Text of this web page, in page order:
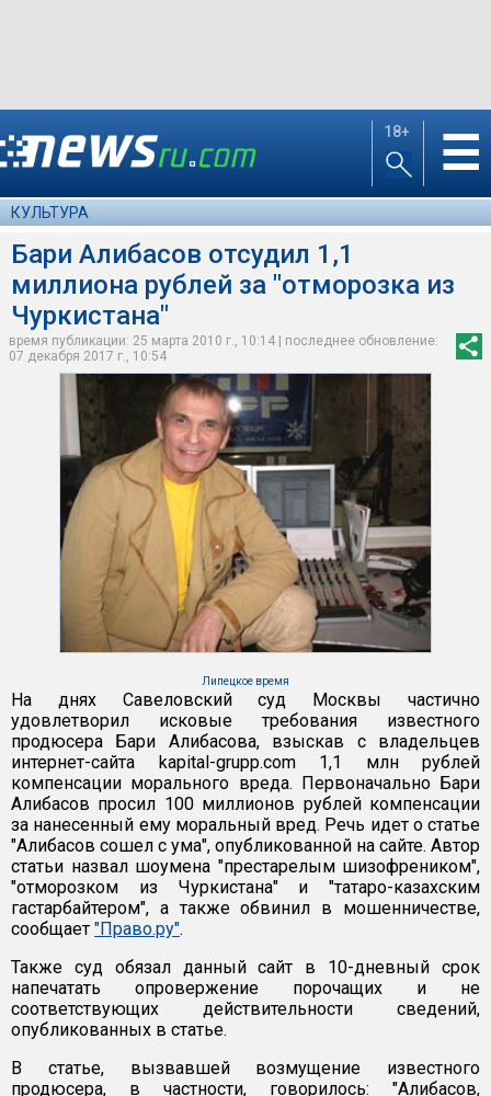
18+ ☰
КУЛЬТУРА
Бари Алибасов отсудил 1,1
миллиона рублей за "отморозка из
Чуркистана"
время публикации: 25 марта 2010 г., 10:14 | последнее обновление:
07 декабря 2017 г., 10:54
Липецкое время
На днях Савеловский суд Москвы частично
удовлетворил исковые требования известного
продюсера Бари Алибасова, взыскав с владельцев
интернет-сайта kapital-grupp.com 1,1 млн рублей
компенсации морального вреда. Первоначально Бари
Алибасов просил 100 миллионов рублей компенсации
за нанесенный ему моральный вред. Речь идет о статье
"Алибасов сошел с ума", опубликованной на сайте. Автор
статьи назвал шоумена "престарелым шизофреником",
"отморозком из Чуркистана" и "татаро-казахским
гастарбайтером", а также обвинил в мошенничестве,
сообщает "Право.ру".
Также суд обязал данный сайт в 10-дневный срок
напечатать опровержение порочащих и не
соответствующих действительности сведений,
опубликованных в статье.
В статье, вызвавшей возмущение известного
продюсера, в частности, говорилось: "Алибасов,